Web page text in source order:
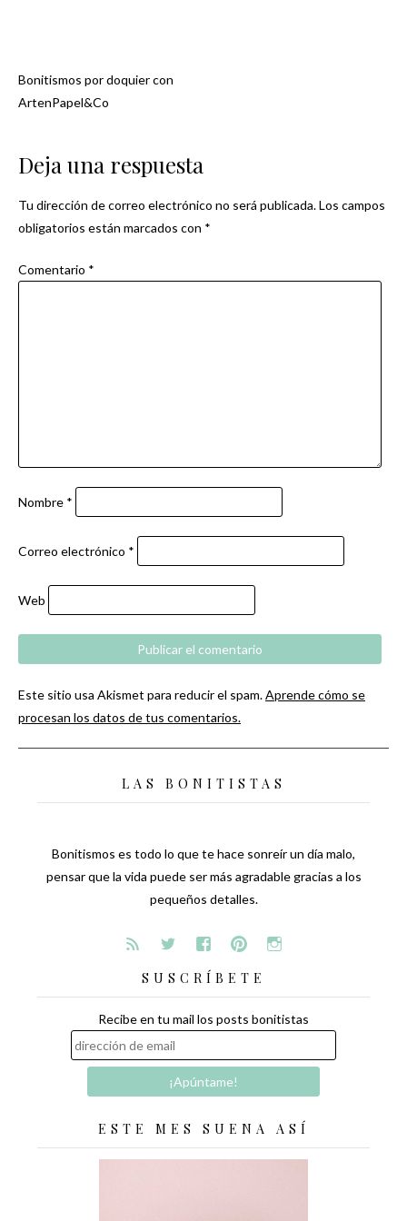
Navegación
Bonitismos por doquier con
ArtenPapel&Co
Deja una respuesta
Tu dirección de correo electrónico no será publicada.Los campos
obligatorios están marcados con *
Comentario *
Nombre *
Correo electrónico *
Web
Este sitio usa Akismet para reducir el spam.Aprende cómo se
procesan los datos de tus comentarios.
LAS BONITISTAS
Bonitismos es todo lo que te hace sonreír un día malo,
pensar que la vida puede ser más agradable gracias a los
pequeños detalles.
SUSCRÍBETE
Recibe en tu mail los posts bonitistas
ESTE MES SUENA ASÍ